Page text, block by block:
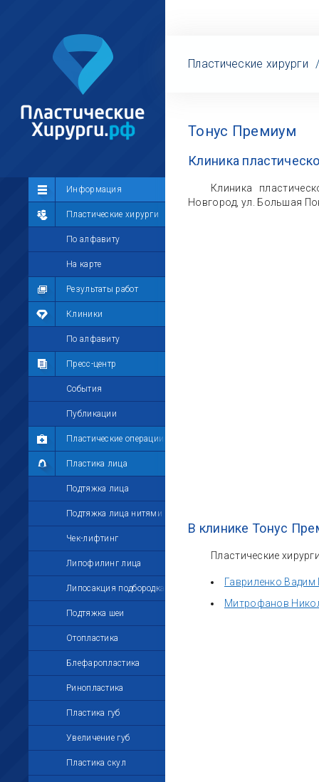
Информация
Пластические хирурги
По алфавиту
На карте
Результаты работ
Клиники
По алфавиту
Пресс-центр
События
Публикации
Пластические операции
Пластика лица
Подтяжка лица
Подтяжка лица нитями
Чек-лифтинг
Липофилинг лица
Липосакция подбородка
Подтяжка шеи
Отопластика
Блефаропластика
Ринопластика
Пластика губ
Увеличение губ
Пластика скул
Сообщество
Лента
Участники
Мой профиль
Мои сообщения
Мои фотографии
Мои комментарии
Мои друзья
Моё избранное
Мои настройки
Пластические хирурги
Тонус Премиум
Клиника
Клиника
Новгород, ул. Большая
В клинике Тонус
Пластические
Гавриленко Вадим
Митрофанов